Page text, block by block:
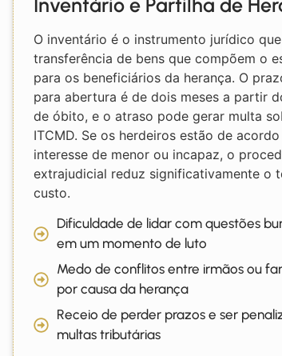
O inventário é o instrumento jurídico
transferência de bens que compõem o
para os beneficiários da herança. O
para abertura é de dois meses a partir
de óbito, e o atraso pode gerar multa
ITCMD. Se os herdeiros estão de
interesse de menor ou incapaz, o
extrajudicial reduz significativamente o
custo.
Dificuldade de lidar com questões
em um momento de luto
Medo de conflitos entre irmãos ou
por causa da herança
Receio de perder prazos e ser
multas tributárias